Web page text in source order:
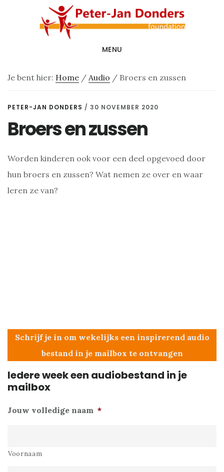
inhoud
MENU
Je bent hier: Home / Audio / Broers en zussen
PETER-JAN DONDERS / 30 NOVEMBER 2020
Broers en zussen
Worden kinderen ook voor een deel opgevoed door
hun broers en zussen? Wat nemen ze over en waar
leren ze van?
Schrijf je in om wekelijks een inspirerend audio
bestand in je mailbox te ontvangen
Iedere week een audiobestand in je
mailbox
Jouw volledige naam *
Voornaam